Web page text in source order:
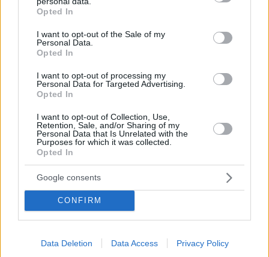
grant or deny consent to Google and its third-party tags to
use your data for below specified purposes in below Google
consent section.
Opted In
I want to opt-out of the Sale of my
Personal Data.
Opted In
I want to opt-out of processing my
Personal Data for Targeted Advertising.
Opted In
I want to opt-out of Collection, Use,
Retention, Sale, and/or Sharing of my
Personal Data that Is Unrelated with the
Purposes for which it was collected.
Opted In
Google consents
CONFIRM
Data Deletion Data Access Privacy Policy
αρρυθμίες, ο χρόνος είναι κρίσιμος. Κάθε
δευτερόλεπτο μετρά.
Ο εμφυτεύσιμος απινιδωτής δεν αντικαθιστά
ένας άνθρωπος δεν χρειάζεται εξετάσεις,
αξιολόγηση ή φροντίδα. Αλλά μπορεί να
προσφέρει κάτι πολύτιμο: χρόνο. Χρόνο μέχρι
να φτάσει η βοήθεια. Χρόνο μέχρι να
σταθεροποιηθεί ο ρυθμός. Χρόνο για να
συνεχίσει να χτυπά η καρδιά.
Στην περίπτωση του Έρικσεν, αυτός ο χρόνος
είχε πρόσωπο. Ήταν η στιγμή που ο φόβος
απλώθηκε ξανά στο γήπεδο, αλλά δεν έγινε
σιωπή. Ήταν η στιγμή που ο ποδοσφαιριστής